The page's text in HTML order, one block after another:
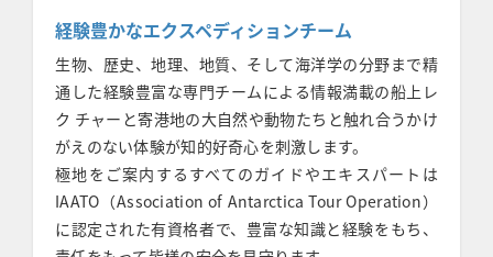
経験豊かなエクスペディションチーム
生物、歴史、地理、地質、そして海洋学の分野まで精
通した経験豊富な専門チームによる情報満載の船上レ
ク チャーと寄港地の大自然や動物たちと触れ合うかけ
がえのない体験が知的好奇心を刺激します。
極地をご案内するすべてのガイドやエキスパートは
IAATO（Association of Antarctica Tour Operation）
に認定された有資格者で、豊富な知識と経験をもち、